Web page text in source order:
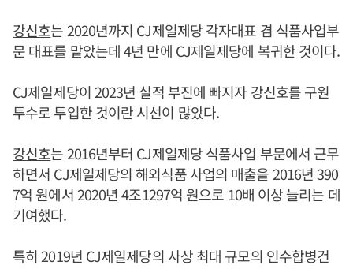
강신호는 2020년까지 CJ제일제당 각자대표 겸 식품사업부
문 대표를 맡았는데 4년 만에 CJ제일제당에 복귀한 것이다.
CJ제일제당이 2023년 실적 부진에 빠지자 강신호를 구원
투수로 투입한 것이란 시선이 많았다.
강신호는 2016년부터 CJ제일제당 식품사업 부문에서 근무
하면서 CJ제일제당의 해외식품 사업의 매출을 2016년 390
7억 원에서 2020년 4조1297억 원으로 10배 이상 늘리는 데
기여했다.
특히 2019년 CJ제일제당의 사상 최대 규모의 인수합병건